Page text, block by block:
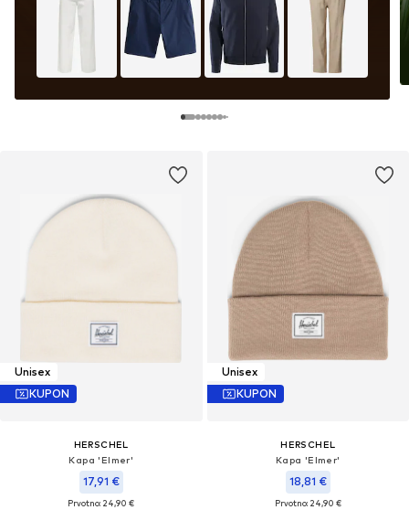
Unisex
KUPON
HERSCHEL
Kapa 'Elmer'
17,91 €
Prvotno: 24,90 €
Unisex
KUPON
HERSCHEL
Kapa 'Elmer'
18,81 €
Prvotno: 24,90 €